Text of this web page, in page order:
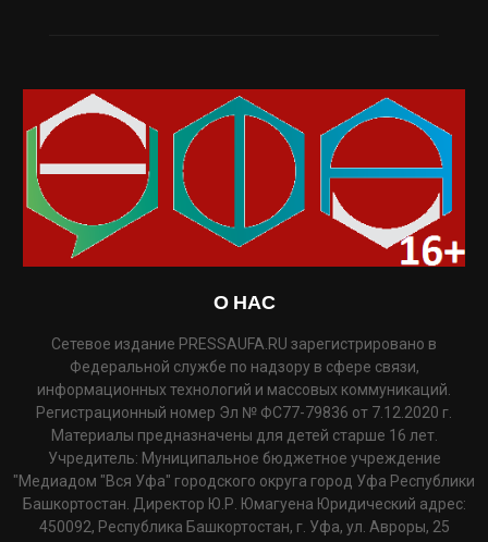
О НАС
Сетевое издание PRESSAUFA.RU зарегистрировано в
Федеральной службе по надзору в сфере связи,
информационных технологий и массовых коммуникаций.
Регистрационный номер Эл № ФС77-79836 от 7.12.2020 г.
Материалы предназначены для детей старше 16 лет.
Учредитель: Муниципальное бюджетное учреждение
"Медиадом "Вся Уфа" городского округа город Уфа Республики
Башкортостан. Директор Ю.Р. Юмагуена Юридический адрес:
450092, Республика Башкортостан, г. Уфа, ул. Авроры, 25